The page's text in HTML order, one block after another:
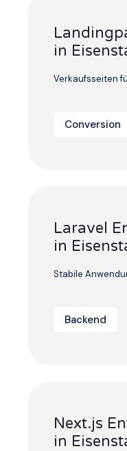
in
Verkaufsseiten
Conversion
Laravel
in
Stabile
Backend
Next.js
in